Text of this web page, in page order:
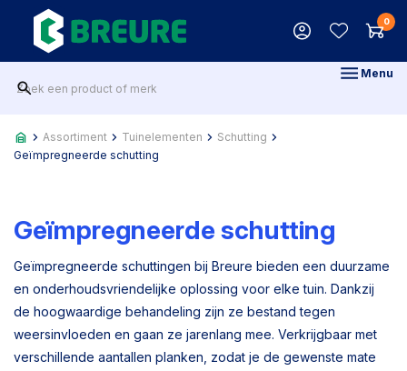
0
Menu
Assortiment Tuinelementen
Schutting
Geïmpregneerde schutting
Geïmpregneerde schutting
Geïmpregneerde schuttingen bij Breure bieden een duurzame
en onderhoudsvriendelijke oplossing voor elke tuin. Dankzij
de hoogwaardige behandeling zijn ze bestand tegen
weersinvloeden en gaan ze jarenlang mee. Verkrijgbaar met
verschillende aantallen planken, zodat je de gewenste mate